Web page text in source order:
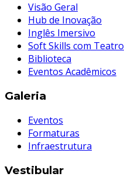
Visão Geral
Hub de Inovação
Inglês Imersivo
Soft Skills com Teatro
Biblioteca
Eventos Acadêmicos
Galeria
Eventos
Formaturas
Infraestrutura
Vestibular